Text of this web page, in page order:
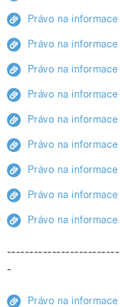
Právo na
Právo na
Právo na
Právo na
Právo na
Právo na
Právo na
Právo na
Právo na
-
Právo na